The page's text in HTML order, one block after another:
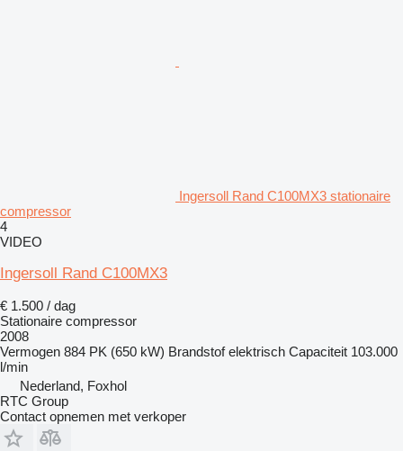
Ingersoll Rand C100MX3 stationaire
compressor
4
VIDEO
Ingersoll Rand C100MX3
€ 1.500 / dag
Stationaire compressor
2008
Vermogen 884 PK (650 kW) Brandstof elektrisch Capaciteit 103.000
l/min
Nederland, Foxhol
RTC Group
Contact opnemen met verkoper